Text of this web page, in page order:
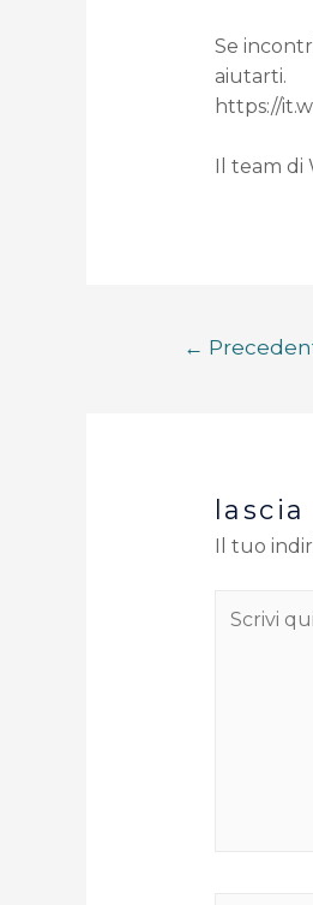
Se
aiutarti.
https://
Il team
←
Il tuo